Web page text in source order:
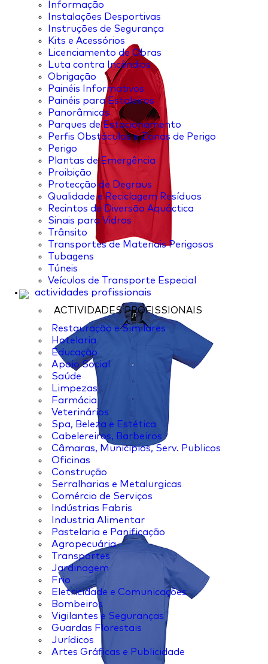
Informação
Instalações Desportivas
Instruções de Segurança
Kits e Acessórios
Licenciamento de Obras
Luta contra Incêndios
Obrigação
Painéis Informativos
Painéis para Estaleiros
Panorâmicos
Parques de Estacionamento
Perfis Obstáculos e Zonas de Perigo
Perigo
Plantas de Emergência
Proibição
Protecção de Degraus
Qualidade e Reciclagem Resíduos
Recintos de Diversão Aquáctica
Sinais para Vidros
Trânsito
Transportes de Materiais Perigosos
Tubagens
Túneis
Veículos de Transporte Especial
actividades profissionais
ACTIVIDADES PROFISSIONAIS
Restauração e Similares
Hotelaria
Educação
Apoio Social
Saúde
Limpezas
Farmácia
Veterinários
Spa, Beleza e Estética
Cabelereiros, Barbeiros
Câmaras, Municipios, Serv. Publicos
Oficinas
Construção
Serralharias e Metalurgicas
Comércio de Serviços
Indústrias Fabris
Industria Alimentar
Pastelaria e Panificação
Agropecuária
Transportes
Jardinagem
Frio
Eletricidade e Comunicações
Bombeiros
Vigilantes e Seguranças
Guardas Florestais
Jurídicos
Artes Gráficas e Publicidade